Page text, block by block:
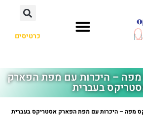
כרטיסים
– היכרות עם מפת הפארק
בעברית
מפה – היכרות עם מפת הפארק אסטריקס בעברית